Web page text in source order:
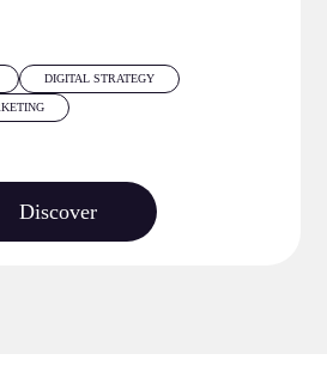
DIGITAL STRATEGY
Discover